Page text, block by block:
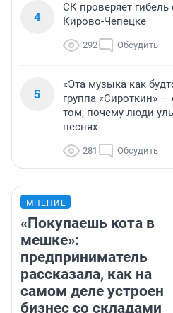
4
СК проверяет
Кирово-Чепецке
292 Обсудить
5
«Эта музыка как
группа «Сироткин» —
том, почему люди
песнях
281 Обсудить
МНЕНИЕ
«Покупаешь кота в
мешке»:
предприниматель
рассказала, как на
самом деле устроен
бизнес со складами